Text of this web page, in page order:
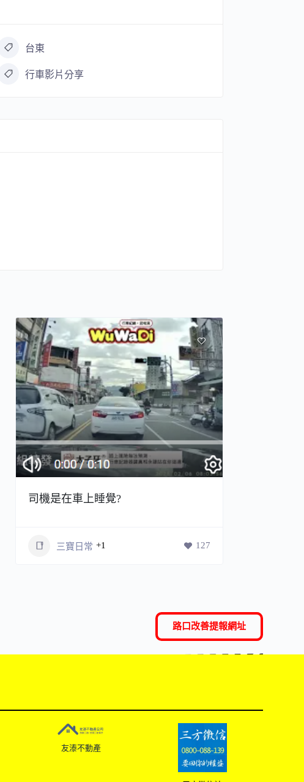
台東
行車影片分享
司機是在車上睡覺?
三寶日常 +1 127
路口改善提報網址
友溙不動產